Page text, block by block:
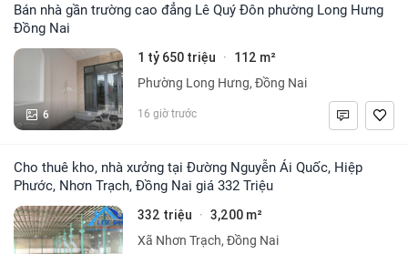
Bán nhà gần trường cao đẳng Lê Quý Đôn phường Long Hưng
Đồng Nai
6
1 tỷ 650 triệu · 112 m²
Phường Long Hưng, Đồng Nai
16 giờ trước
Cho thuê kho, nhà xưởng tại Đường Nguyễn Ái Quốc, Hiệp
Phước, Nhơn Trạch, Đồng Nai giá 332 Triệu
332 triệu · 3,200 m²
Xã Nhơn Trạch, Đồng Nai